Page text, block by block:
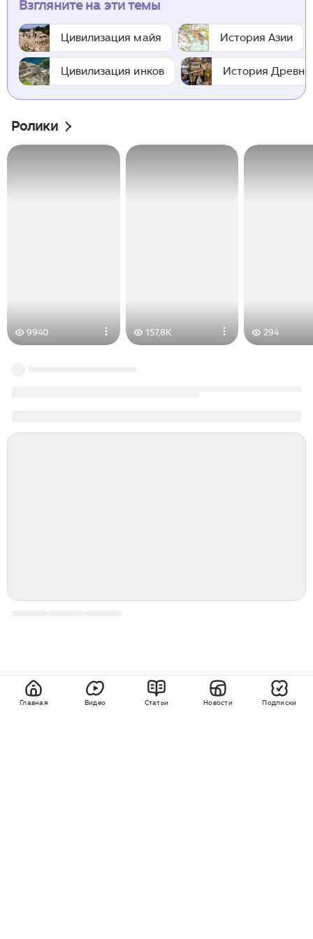
Взгляните на эти темы
Цивилизация майя История Азии
Цивилизация инков История
Ролики
9940 157,8K 294
Главная Видео Статьи Новости Подписки